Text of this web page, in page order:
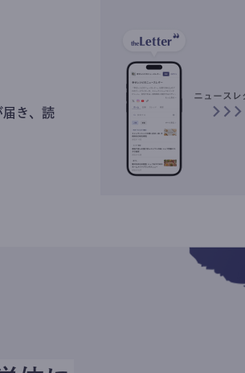
届き、読